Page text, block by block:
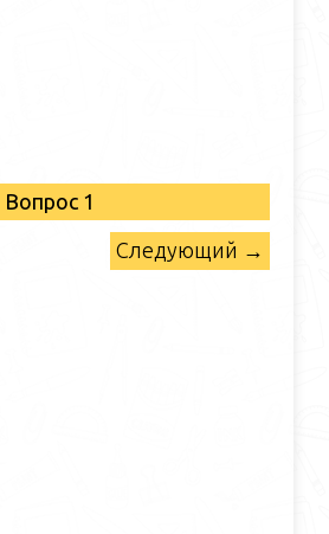
Вопрос 1
Следующий →